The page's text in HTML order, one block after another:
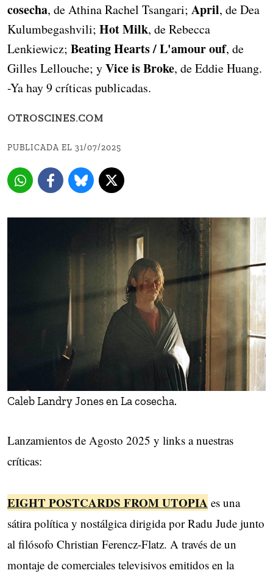
cosecha, de Athina Rachel Tsangari; April, de Dea
Kulumbegashvili; Hot Milk, de Rebecca
Lenkiewicz; Beating Hearts / L'amour ouf, de
Gilles Lellouche; yVice is Broke, de Eddie Huang.
-Ya hay 9 críticas publicadas.
OTROSCINES.COM
PUBLICADA EL 31/07/2025
Caleb Landry Jones en La cosecha.
Lanzamientos de Agosto 2025 y links a nuestras
críticas:
EIGHT POSTCARDS FROM UTOPIA es una
sátira política y nostálgica dirigida por Radu Jude junto
al filósofo Christian Ferencz-Flatz. A través de un
montaje de comerciales televisivos emitidos en la ​